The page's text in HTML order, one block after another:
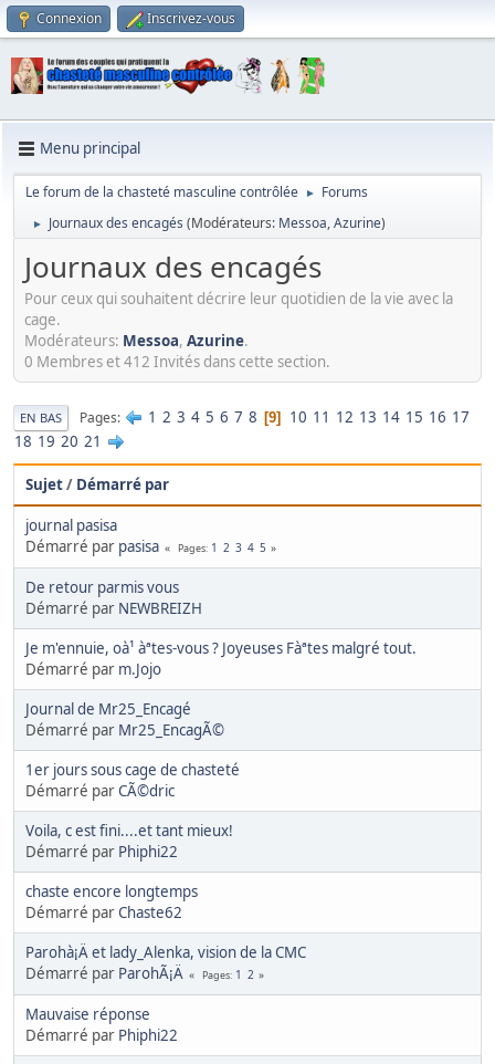
Connexion Inscrivez-vous
Menu principal
Le forum de la chasteté masculine contrôlée ► Forums
► Journaux des encagés (Modérateurs: Messoa,Azurine)
Journaux des encagés
Pour ceux qui souhaitent décrire leur quotidien de la vie avec la
cage.
Modérateurs: Messoa, Azurine.
0 Membres et 412 Invités dans cette section.
EN BAS Pages 1 2 3 4 5 6 7 8 9 10 11 12 13 14 15 16 17
18 19 20 21
Sujet/ Démarré par
journal pasisa
Démarré par pasisa Pages 1 2 3 4 5
De retour parmis vous
Démarré par NEWBREIZH
Je m'ennuie, oà¹ àªtes-vous ? Joyeuses Fàªtes malgré tout.
Démarré par m.Jojo
Journal de Mr25_Encagé
Démarré par Mr25_EncagÃ©
1er jours sous cage de chasteté
Démarré parCÃ©dric
Voila, c est fini....et tant mieux!
Démarré par Phiphi22
chaste encore longtemps
Démarré parChaste62
Parohà¡Ä et lady_Alenka, vision de la CMC
Démarré par ParohÃ¡Ä Pages 1 2
Mauvaise réponse
Démarré par Phiphi22